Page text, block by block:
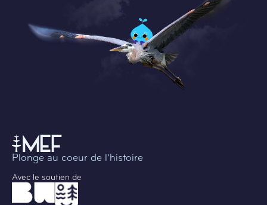
Plonge au coeur de l’histoire
Avec le soutien de